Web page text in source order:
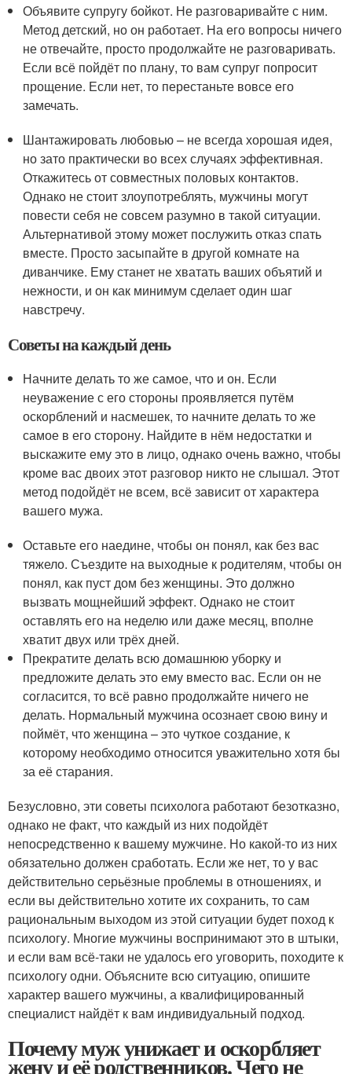
Объявите супругу бойкот. Не разговаривайте с ним.
Метод детский, но он работает. На его вопросы ничего
не отвечайте, просто продолжайте не разговаривать.
Если всё пойдёт по плану, то вам супруг попросит
прощение. Если нет, то перестаньте вовсе его
замечать.
Шантажировать любовью – не всегда хорошая идея,
но зато практически во всех случаях эффективная.
Откажитесь от совместных половых контактов.
Однако не стоит злоупотреблять, мужчины могут
повести себя не совсем разумно в такой ситуации.
Альтернативой этому может послужить отказ спать
вместе. Просто засыпайте в другой комнате на
диванчике. Ему станет не хватать ваших объятий и
нежности, и он как минимум сделает один шаг
навстречу.
Советы на каждый день
Начните делать то же самое, что и он. Если
неуважение с его стороны проявляется путём
оскорблений и насмешек, то начните делать то же
самое в его сторону. Найдите в нём недостатки и
выскажите ему это в лицо, однако очень важно, чтобы
кроме вас двоих этот разговор никто не слышал. Этот
метод подойдёт не всем, всё зависит от характера
вашего мужа.
Оставьте его наедине, чтобы он понял, как без вас
тяжело. Съездите на выходные к родителям, чтобы он
понял, как пуст дом без женщины. Это должно
вызвать мощнейший эффект. Однако не стоит
оставлять его на неделю или даже месяц, вполне
хватит двух или трёх дней.
Прекратите делать всю домашнюю уборку и
предложите делать это ему вместо вас. Если он не
согласится, то всё равно продолжайте ничего не
делать. Нормальный мужчина осознает свою вину и
поймёт, что женщина – это чуткое создание, к
которому необходимо относится уважительно хотя бы
за её старания.
Безусловно, эти советы психолога работают безотказно,
однако не факт, что каждый из них подойдёт
непосредственно к вашему мужчине. Но какой-то из них
обязательно должен сработать. Если же нет, то у вас
действительно серьёзные проблемы в отношениях, и
если вы действительно хотите их сохранить, то сам
рациональным выходом из этой ситуации будет поход к
психологу. Многие мужчины воспринимают это в штыки,
и если вам всё-таки не удалось его уговорить, походите к
психологу одни. Объясните всю ситуацию, опишите
характер вашего мужчины, а квалифицированный
специалист найдёт к вам индивидуальный подход.
Почему муж унижает и оскорбляет
жену и её родственников. Чего не